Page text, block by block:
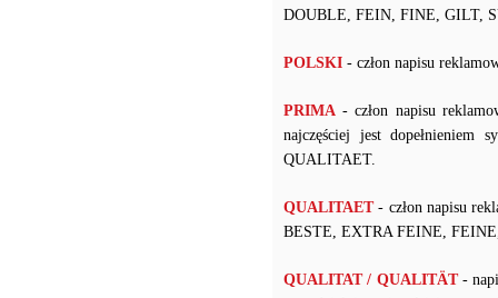
DOUBLE, FEIN, FINE, GILT,
POLSKI - człon napisu
PRIMA - człon napisu
najczęściej jest
QUALITAET.
QUALITAET- człon napisu
BESTE, EXTRA FEINE,
QUALITAT / QUALITÄT-